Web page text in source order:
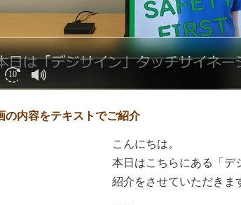
の内容をテキストでご紹介
こんにちは。
本日はこちらにある「デ
紹介をさせていただきま